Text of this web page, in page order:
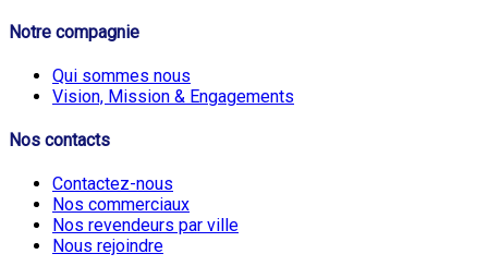
Notre compagnie
Qui sommes nous
Vision, Mission & Engagements
Nos contacts
Contactez-nous
Nos commerciaux
Nos revendeurs par ville
Nous rejoindre